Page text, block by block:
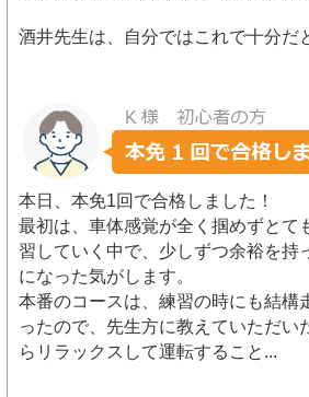
酒井先生は、自分ではこれで十分だ
本日、本免1回で合格しました！
最初は、車体感覚が全く掴めずとて
習していく中で、少しずつ余裕を持
になった気がします。
本番のコースは、練習の時にも結構
ったので、先生方に教えていただい
らリラックスして運転すること ...